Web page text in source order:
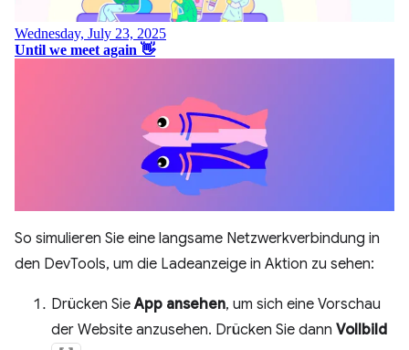
So simulieren Sie eine langsame Netzwerkverbindung in
den DevTools, um die Ladeanzeige in Aktion zu sehen:
Drücken SieApp ansehen, um sich eine Vorschau
der Website anzusehen. Drücken Sie dann Vollbild